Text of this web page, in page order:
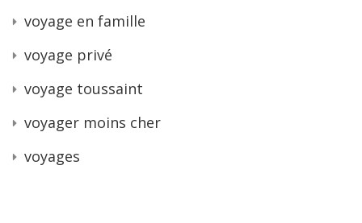
voyage en famille
voyage privé
voyage toussaint
voyager moins cher
voyages